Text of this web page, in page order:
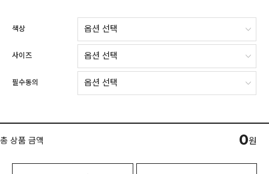
색상
사이즈
필수동의
총 상품 금액 0원